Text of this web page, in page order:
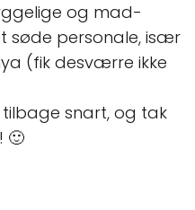
og mad-
søde personale, især
(fik desværre ikke
snart, og tak
🙂